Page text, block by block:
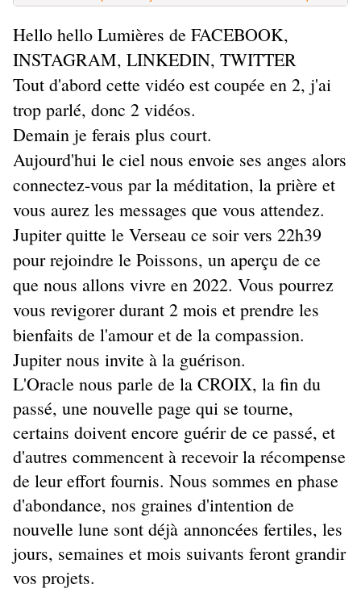
Hello hello Lumières de FACEBOOK,
INSTAGRAM, LINKEDIN, TWITTER
Tout d'abord cette vidéo est coupée en 2, j'ai
trop parlé, donc 2 vidéos.
Demain je ferais plus court.
Aujourd'hui le ciel nous envoie ses anges alors
connectez-vous par la méditation, la prière et
vous aurez les messages que vous attendez.
Jupiter quitte le Verseau ce soir vers 22h39
pour rejoindre le Poissons, un aperçu de ce
que nous allons vivre en 2022. Vous pourrez
vous revigorer durant 2 mois et prendre les
bienfaits de l'amour et de la compassion.
Jupiter nous invite à la guérison.
L'Oracle nous parle de la CROIX, la fin du
passé, une nouvelle page qui se tourne,
certains doivent encore guérir de ce passé, et
d'autres commencent à recevoir la récompense
de leur effort fournis. Nous sommes en phase
d'abondance, nos graines d'intention de
nouvelle lune sont déjà annoncées fertiles, les
jours, semaines et mois suivants feront grandir
vos projets.